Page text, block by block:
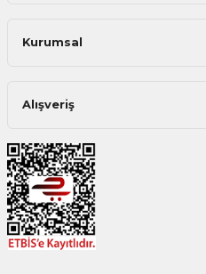
Kurumsal
Alışveriş